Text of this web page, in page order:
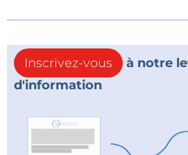
Inscrivez-vous
à notre
d'information